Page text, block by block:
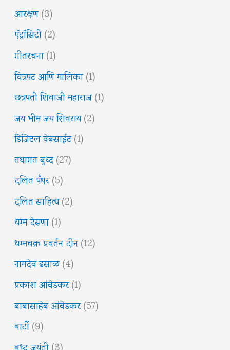
आरक्षण(3)
ऍट्रॉसिटी(2)
गीतरचना(1)
चित्रपट आणि मालिका(1)
छत्रपती शिवाजी महाराज(1)
जय भीम जय शिवराय(2)
डिजिटल वेबसाईट(1)
तथागत बुध्द(27)
दलित पँथर(5)
दलित साहित्य(2)
धम्म देसणा(1)
धम्मचक्र प्रवर्तन दीन(12)
नामदेव ढसाळ(4)
प्रकाश आंबेडकर(1)
बाबासाहेब आंबेडकर(57)
बार्टी(9)